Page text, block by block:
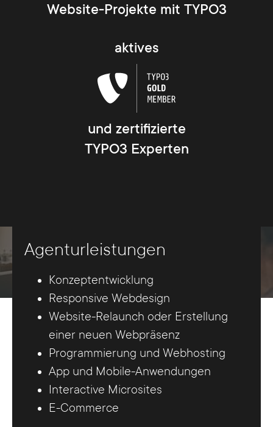
Website-Projekte mit TYPO3
aktives
und zertifizierte
TYPO3 Experten
Agenturleistungen
Konzeptentwicklung
Responsive Webdesign
Website-Relaunch oder Erstellung
einer neuen Webpräsenz
Programmierung und Webhosting
App und Mobile-Anwendungen
Interactive Microsites
E-Commerce